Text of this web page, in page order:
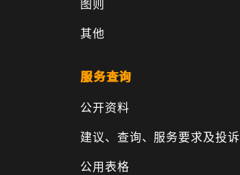
图则
其他
服务查询
公开资料
建议、查询、服务要求及投诉
公用表格